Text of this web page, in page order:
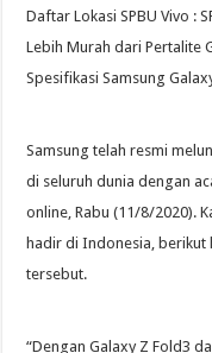
Daftar Lokasi SPBU Vivo :
Lebih Murah dari Pertalite
Spesifikasi Samsung
Samsung telah resmi
di seluruh dunia dengan
online, Rabu (11/8/2020).
hadir di Indonesia,
tersebut.
“Dengan Galaxy Z Fold3